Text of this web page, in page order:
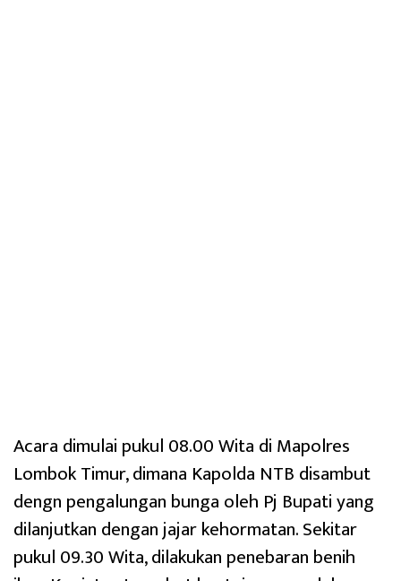
Acara dimulai pukul 08.00 Wita di Mapolres
Lombok Timur, dimana Kapolda NTB disambut
dengn pengalungan bunga oleh Pj Bupati yang
dilanjutkan dengan jajar kehormatan. Sekitar
pukul 09.30 Wita, dilakukan penebaran benih